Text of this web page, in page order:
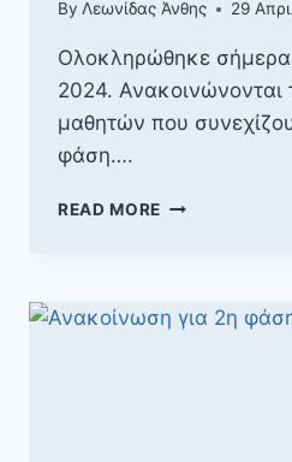
By Λεωνίδας Άνθης 29
Ολοκληρώθηκε
2024.
μαθητών που
φάση….
READ MORE ΕΠΙΤΥΧΌΝΤΕΣ